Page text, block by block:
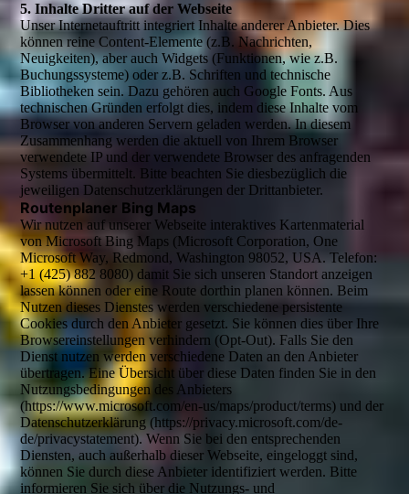
5. Inhalte Dritter auf der Webseite
Unser Internetauftritt integriert Inhalte anderer Anbieter. Dies
können reine Content-Elemente (z.B. Nachrichten,
Neuigkeiten), aber auch Widgets (Funktionen, wie z.B.
Buchungssysteme) oder z.B. Schriften und technische
Bibliotheken sein. Dazu gehören auch Google Fonts. Aus
technischen Gründen erfolgt dies, indem diese Inhalte vom
Browser von anderen Servern geladen werden. In diesem
Zusammenhang werden die aktuell von Ihrem Browser
verwendete IP und der verwendete Browser des anfragenden
Systems übermittelt. Bitte beachten Sie diesbezüglich die
jeweiligen Datenschutzerklärungen der Drittanbieter.
Routenplaner Bing Maps
Wir nutzen auf unserer Webseite interaktives Kartenmaterial
von Microsoft Bing Maps (Microsoft Corporation, One
Microsoft Way, Redmond, Washington 98052, USA. Telefon:
+1 (425) 882 8080) damit Sie sich unseren Standort anzeigen
lassen können oder eine Route dorthin planen können. Beim
Nutzen dieses Dienstes werden verschiedene persistente
Cookies durch den Anbieter gesetzt. Sie können dies über Ihre
Browsereinstellungen verhindern (Opt-Out). Falls Sie den
Dienst nutzen werden verschiedene Daten an den Anbieter
übertragen. Eine Übersicht über diese Daten finden Sie in den
Nutzungsbedingungen des Anbieters
(https://www.microsoft.com/en-us/maps/product/terms) und der
Datenschutzerklärung (https://privacy.microsoft.com/de-
de/privacystatement). Wenn Sie bei den entsprechenden
Diensten, auch außerhalb dieser Webseite, eingeloggt sind,
können Sie durch diese Anbieter identifiziert werden. Bitte
informieren Sie sich über die Nutzungs- und